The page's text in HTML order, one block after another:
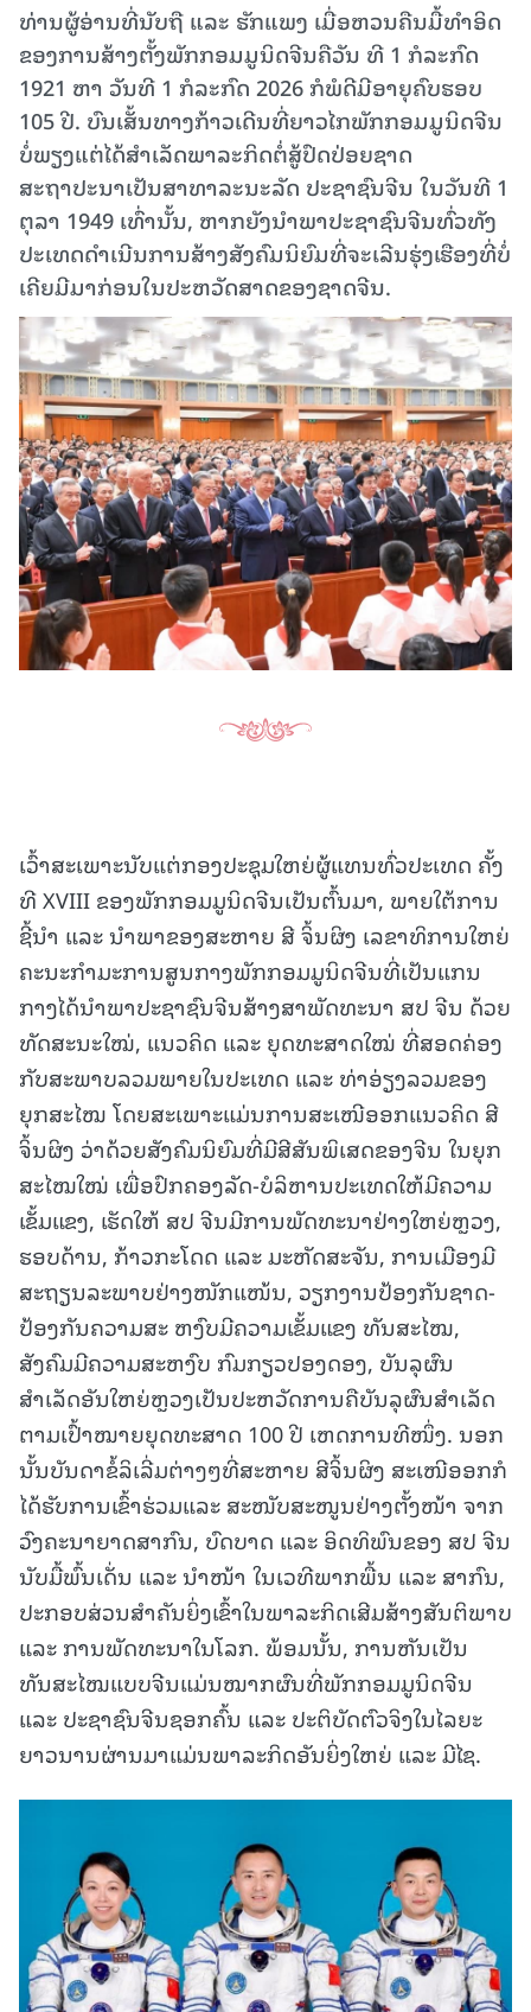
ທ່ານ​ຜູ້​ອ່ານ​ທີ່​ນັບຖື​ ແລະ​ ຮັກແພງ ເມື່ອ​ຫວນ​ຄືນ​ມື້​ທຳອິດ​
ຂອງ​ການ​ສ້າງຕັ້ງ​ພັກ​ກອມ​ມູ​ນິດ​ຈີນຄືວັນ ​ທີ 1 ກໍລະກົດ
1921 ຫາ ​ວັນ​ທີ 1 ກໍລະກົດ 2026 ກໍ​ພໍດີ​ມີ​ອາຍຸ​ຄົບຮອບ
105 ປີ. ບົນ​ເສັ້ນທາງ​ກ້າວ​ເດີນ​ທີ່​ຍາວ​ໄກພັກ​ກອມ​ມູ​ນິດ​ຈີນ​
ບໍ່​ພຽງ​ແຕ່​ໄດ້​ສຳເລັດ​ພາລະກິດ​ຕໍ່ສູ້​ປົດ​ປ່ອຍ​ຊາດ ​
ສະຖາປະນາ​ເປັນ​ສາ​ທາ​ລະນະ​ລັດ ​ປະຊາຊົນ​ຈີນ ໃນ​ວັນ​ທີ 1
ຕຸລາ 1949 ເທົ່າ​ນັ້ນ, ຫາກ​ຍັງ​ນຳພາ​ປະຊາຊົນ​ຈີນ​ທົ່ວ​ທັງ​
ປະເທດ​ດຳເນີນ​ການ​ສ້າງ​ສັງຄົມ​ນິຍົມ​ທີ່​ຈະເລີນ​ຮຸ່ງເຮືອງ​ທີ່​ບໍ່​
ເຄີຍ​ມີ​ມາ​ກ່ອນ​ໃນ​ປະຫວັດສາດ​ຂອງ​ຊາດ​ຈີນ.
ເວົ້າສະເພາະນັບແຕ່ກອງປະຊຸມໃຫຍ່ຜູ້ແທນທົ່ວປະເທດ ຄັ້ງ
ທີ XVIII ຂອງພັກກອມມູນິດຈີນເປັນຕົ້ນມາ, ພາຍໃຕ້ການ
ຊີ້ນຳ ແລະ ນຳພາຂອງສະຫາຍ ສີ ຈິ້ນຜິງ ເລຂາທິການໃຫຍ່
ຄະນະກຳມະການສູນກາງພັກກອມມູນິດຈີນທີ່ເປັນແກນ
ກາງໄດ້ນຳພາປະຊາຊົນຈີນສ້າງສາພັດທະນາ ສປ ຈີນ ດ້ວຍ
ທັດສະນະໃໝ່, ແນວຄິດ ແລະ ຍຸດທະສາດໃໝ່ ທີ່ສອດຄ່ອງ
ກັບສະພາບລວມພາຍໃນປະເທດ ແລະ ທ່າອ່ຽງລວມຂອງ
ຍຸກສະໄໝ ໂດຍສະເພາະແມ່ນການສະເໜີອອກແນວຄິດ ສີ
ຈິ້ນຜິງ ວ່າດ້ວຍສັງຄົມນິຍົມທີ່ມີສີສັນພິເສດຂອງຈີນ ໃນຍຸກ
ສະໄໝໃໝ່ ເພື່ອປົກຄອງລັດ-ບໍລິຫານປະເທດໃຫ້ມີຄວາມ
ເຂັ້ມແຂງ, ເຮັດໃຫ້ ສປ ຈີນມີການພັດທະນາຢ່າງໃຫຍ່ຫຼວງ,
ຮອບດ້ານ, ກ້າວກະໂດດ ແລະ ມະຫັດສະຈັນ, ການເມືອງມີ
ສະຖຽນລະພາບຢ່າງໜັກແໜ້ນ, ວຽກງານປ້ອງກັນຊາດ-
ປ້ອງກັນຄວາມສະ ຫງົບມີຄວາມເຂັ້ມແຂງ ທັນສະໄໝ,
ສັງຄົມມີຄວາມສະຫງົບ ກົມກຽວປອງດອງ, ບັນລຸຜົນ
ສຳເລັດອັນໃຫຍ່ຫຼວງເປັນປະຫວັດການຄືບັນລຸຜົນສຳເລັດ
ຕາມເປົ້າໝາຍຍຸດທະສາດ 100 ປີ ເຫດການທີໜຶ່ງ. ນອກ
ນັ້ນບັນດາຂໍ້ລິເລີ່ມຕ່າງໆທີ່ສະຫາຍ ສີຈິ້ນຜິງ ສະເໜີອອກກໍ
ໄດ້ຮັບການເຂົ້າຮ່ວມແລະ ສະໜັບສະໜູນຢ່າງຕັ້ງໜ້າ ຈາກ
ວົງຄະນາຍາດສາກົນ, ບົດບາດ ແລະ ອິດທິພົນຂອງ ສປ ຈີນ
ນັບມື້ພົ້ນເດັ່ນ ແລະ ນຳໜ້າ ໃນເວທີພາກພື້ນ ແລະ ສາກົນ,
ປະກອບສ່ວນສຳຄັນຍິ່ງເຂົ້າໃນພາລະກິດເສີມສ້າງສັນຕິພາບ
ແລະ ການພັດທະນາໃນໂລກ. ພ້ອມນັ້ນ, ການຫັນເປັນ
ທັນສະໄໝແບບຈີນແມ່ນໝາກຜົນທີ່ພັກກອມມູນິດຈີນ
ແລະ ປະຊາຊົນຈີນຊອກຄົ້ນ ແລະ ປະຕິບັດຕົວຈິງໃນໄລຍະ
ຍາວນານຜ່ານມາແມ່ນພາລະກິດອັນຍິ່ງໃຫຍ່ ແລະ ມີໄຊ.